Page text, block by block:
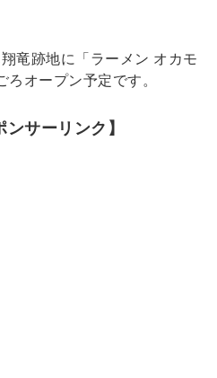
竜跡地に「ラーメン オカモ
ろオープン予定です。
ンサーリンク】